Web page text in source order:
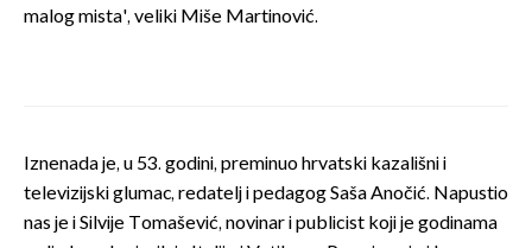
malog mista', veliki Miše Martinović.
Iznenada je, u 53. godini, preminuo hrvatski kazališni i
televizijski glumac, redatelj i pedagog Saša Anočić. Napustio
nas je i Silvije Tomašević, novinar i publicist koji je godinama